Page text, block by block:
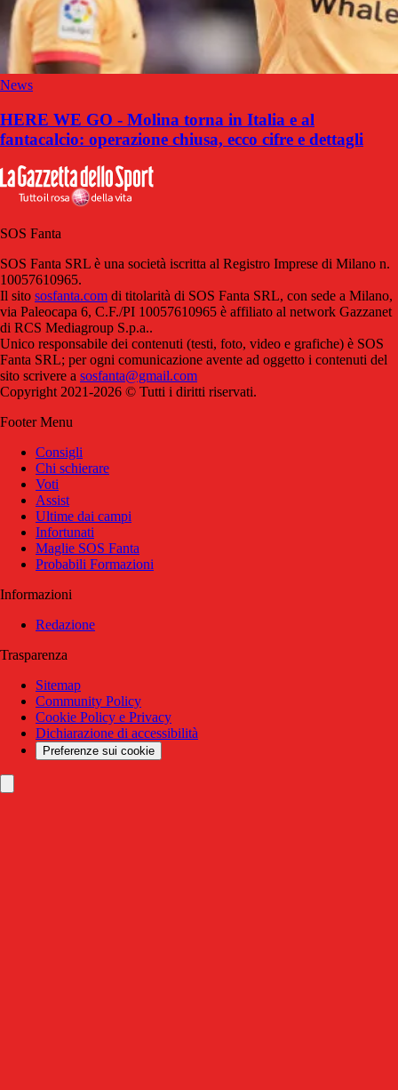
News
HERE WE GO - Molina torna in Italia e al
fantacalcio: operazione chiusa, ecco cifre e dettagli
SOS Fanta
SOS Fanta SRL è una società iscritta al Registro Imprese di Milano n.
10057610965.
Il sito sosfanta.com di titolarità di SOS Fanta SRL, con sede a Milano,
via Paleocapa 6, C.F./PI 10057610965 è affiliato al network Gazzanet
di RCS Mediagroup S.p.a..
Unico responsabile dei contenuti (testi, foto, video e grafiche) è SOS
Fanta SRL; per ogni comunicazione avente ad oggetto i contenuti del
sito scrivere a sosfanta@gmail.com
Copyright 2021-2026 © Tutti i diritti riservati.
Footer Menu
Consigli
Chi schierare
Voti
Assist
Ultime dai campi
Infortunati
Maglie SOS Fanta
Probabili Formazioni
Informazioni
Redazione
Trasparenza
Sitemap
Community Policy
Cookie Policy e Privacy
Dichiarazione di accessibilità
Preferenze sui cookie